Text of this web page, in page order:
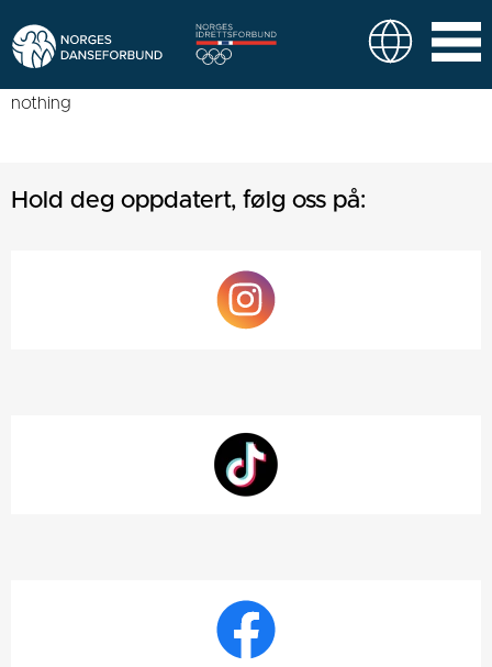
nothing
Hold deg oppdatert, følg oss på: